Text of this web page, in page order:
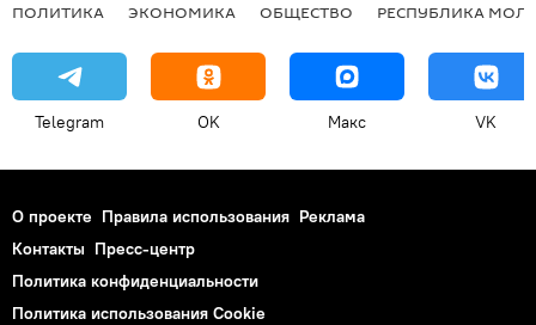
ПОЛИТИКА ЭКОНОМИКА ОБЩЕСТВО РЕСПУБЛИКА
Telegram OK Макс VK
О проекте Правила использования Реклама
Контакты Пресс-центр
Политика конфиденциальности
Политика использования Cookie